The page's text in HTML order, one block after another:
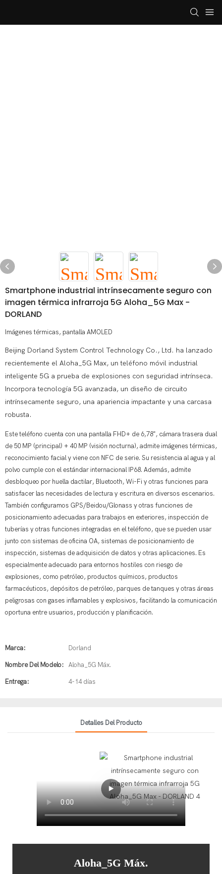
Smartphone industrial intrínsecamente seguro con
imagen térmica infrarroja 5G Aloha_5G Max -
DORLAND
Imágenes térmicas, pantalla AMOLED
Beijing Dorland System Control Technology Co., Ltd. ha lanzado
recientemente el Aloha_5G Max, un teléfono móvil industrial
inteligente 5G a prueba de explosiones con seguridad intrínseca.
Incorpora tecnología 5G avanzada, un diseño de circuito
intrínsecamente seguro, una apariencia impactante y una carcasa
robusta.
Este teléfono cuenta con una pantalla FHD+ de 6,78", cámara trasera dual
de 50 MP (principal) + 40 MP (visión nocturna), admite imágenes térmicas,
reconocimiento facial y viene con NFC de serie. Su resistencia al agua y al
polvo cumple con el estándar internacional IP68. Además, admite
desbloqueo por huella dactilar, Bluetooth, Wi-Fi y otras funciones para
satisfacer las necesidades de lectura y escritura en diversos escenarios.
También configuramos GPS/Beidou/Glonass y otras funciones de
posicionamiento adecuadas para trabajos en exteriores, inspección de
tuberías y otras funciones integradas en el teléfono, que se pueden usar
junto con sistemas de oficina OA, sistemas de posicionamiento de
inspección, sistemas de adquisición de datos y otras aplicaciones. Es
especialmente adecuado para entornos hostiles con riesgo de
explosiones, como petróleo, productos químicos, productos
farmacéuticos, depósitos de petróleo, parques de tanques y otras áreas
peligrosas con gases inflamables y explosivos, facilitando la comunicación
oportuna entre usuarios, producción y planificación.
Marca: Dorland
Nombre Del Modelo: Aloha_5G Máx.
Entrega: 4-14 días
Detalles Del Producto
Aloha_5G Máx.